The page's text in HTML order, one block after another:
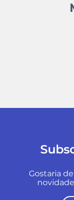
Gostaria